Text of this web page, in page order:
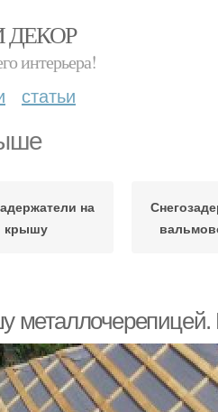
ДЕКОР
интерьера!
статьи
на
крышу
металлочерепицей.